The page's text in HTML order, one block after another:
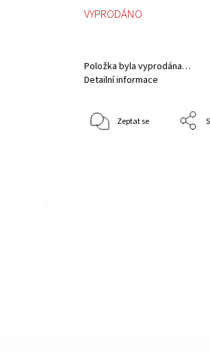
Položka byla vyprodána…
VYPRODÁNO
Detailní informace
Zeptat se